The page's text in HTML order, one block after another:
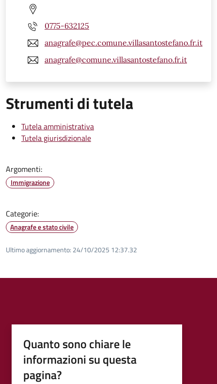
0775-632125
anagrafe@pec.comune.villasantostefano.fr.it
anagrafe@comune.villasantostefano.fr.it
Strumenti di tutela
Tutela amministrativa
Tutela giurisdizionale
Argomenti:
Immigrazione
Categorie:
Anagrafe e stato civile
Ultimo aggiornamento: 24/10/2025 12:37.32
Quanto sono chiare le
informazioni su questa
pagina?